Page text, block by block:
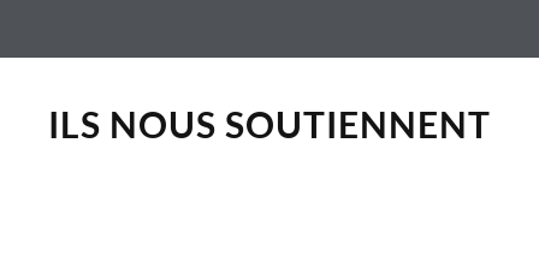
ILS NOUS SOUTIENNENT